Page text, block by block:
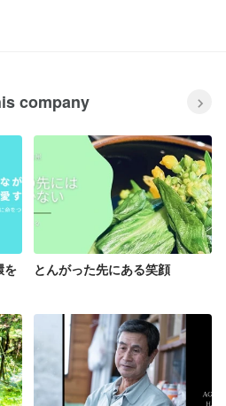
company
を
とんがった先にある笑顔